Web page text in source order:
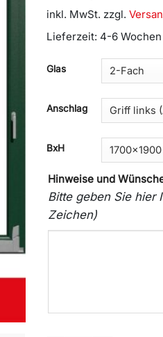
inkl. MwSt. zzgl.
Lieferzeit: 4-6 Wochen
Glas
Anschlag
BxH
Hinweise und
Bitte geben Sie hier
Zeichen)